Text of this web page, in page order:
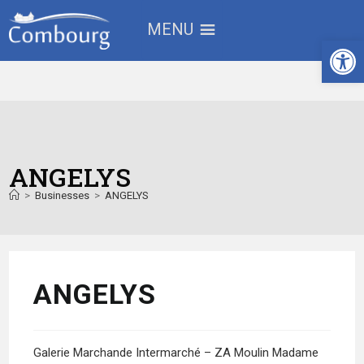
MENU
ANGELYS
> Businesses > ANGELYS
ANGELYS
Galerie Marchande Intermarché – ZA Moulin Madame